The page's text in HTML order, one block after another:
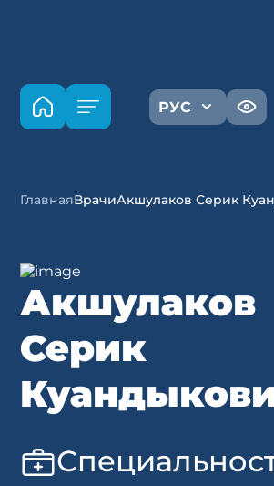
РУС
ГлавнаяВрачиАкшулаков Серик
Акшулаков
Серик